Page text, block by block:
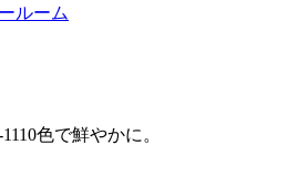
ルーム
色で鮮やかに。